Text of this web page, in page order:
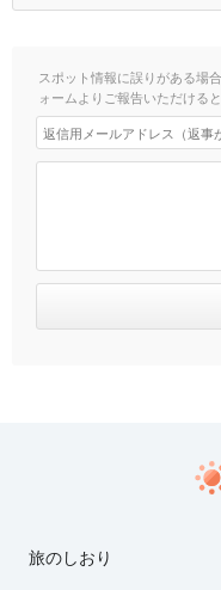
スポット情報に誤りがある場
ォームよりご報告いただけると
旅のしおり